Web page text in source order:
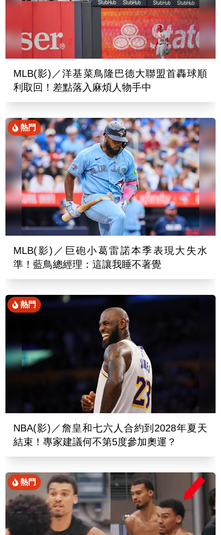
MLB(影)／洋基菜鳥隆巴德大聯盟首轟球順
利取回！差點落入麻煩人物手中
熱門
MLB(影)／巨砲小葛雷諾本季表現大失水
準！藍鳥總經理：這讓我睡不著覺
熱門
NBA(影)／詹皇和七六人合約到2028年夏天
結束！專家建議何不第5度參加奧運？
熱門